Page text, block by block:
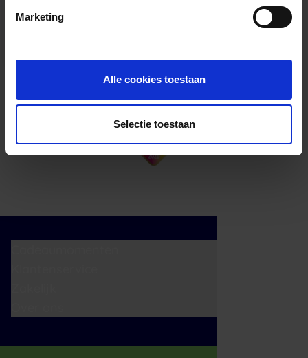
Marketing
Alle cookies toestaan
Selectie toestaan
Ja, je mag het saldo van je VVV
cadeaukaart in delen uitgeven.